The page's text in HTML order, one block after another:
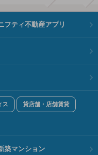
フティ不動産アプリ
ス 貸店舗・店舗賃貸
築マンション